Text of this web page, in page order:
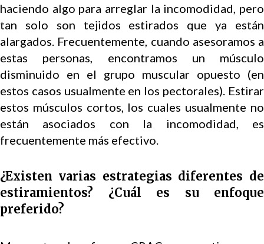
haciendo algo para arreglar la incomodidad, pero
tan solo son tejidos estirados que ya están
alargados. Frecuentemente, cuando asesoramos a
estas personas, encontramos un músculo
disminuido en el grupo muscular opuesto (en
estos casos usualmente en los pectorales). Estirar
estos músculos cortos, los cuales usualmente no
están asociados con la incomodidad, es
frecuentemente más efectivo.
¿Existen varias estrategias diferentes de
estiramientos? ¿Cuál es su enfoque
preferido?